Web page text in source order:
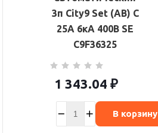
3п City9 Set (АВ) С
25А 6кА 400В SE
C9F36325
1 343.04 ₽
В корзину